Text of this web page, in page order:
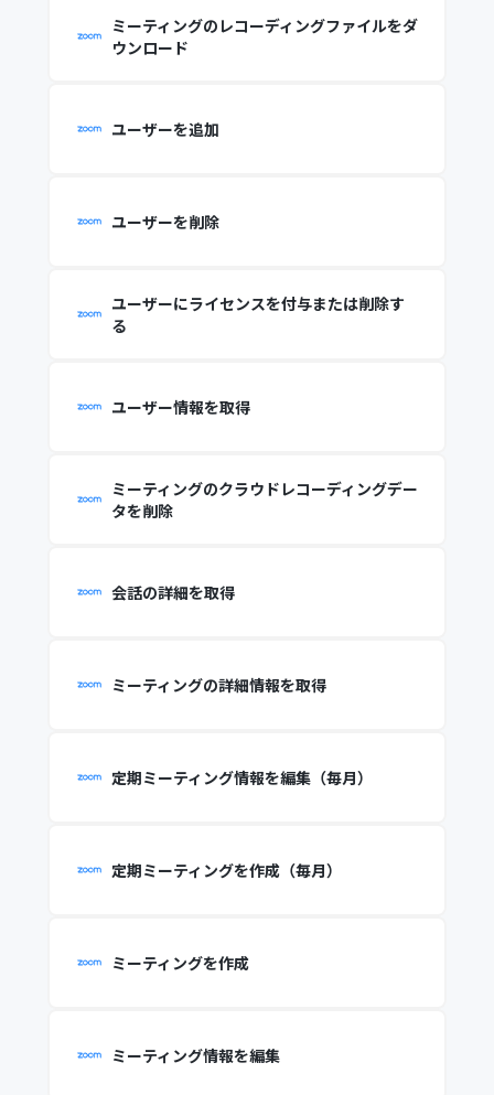
ミーティングのレコーディングファイルをダ
ウンロード
ユーザーを追加
ユーザーを削除
ユーザーにライセンスを付与または削除す
る
ユーザー情報を取得
ミーティングのクラウドレコーディングデー
タを削除
会話の詳細を取得
ミーティングの詳細情報を取得
定期ミーティング情報を編集（毎月）
定期ミーティングを作成（毎月）
ミーティングを作成
ミーティング情報を編集